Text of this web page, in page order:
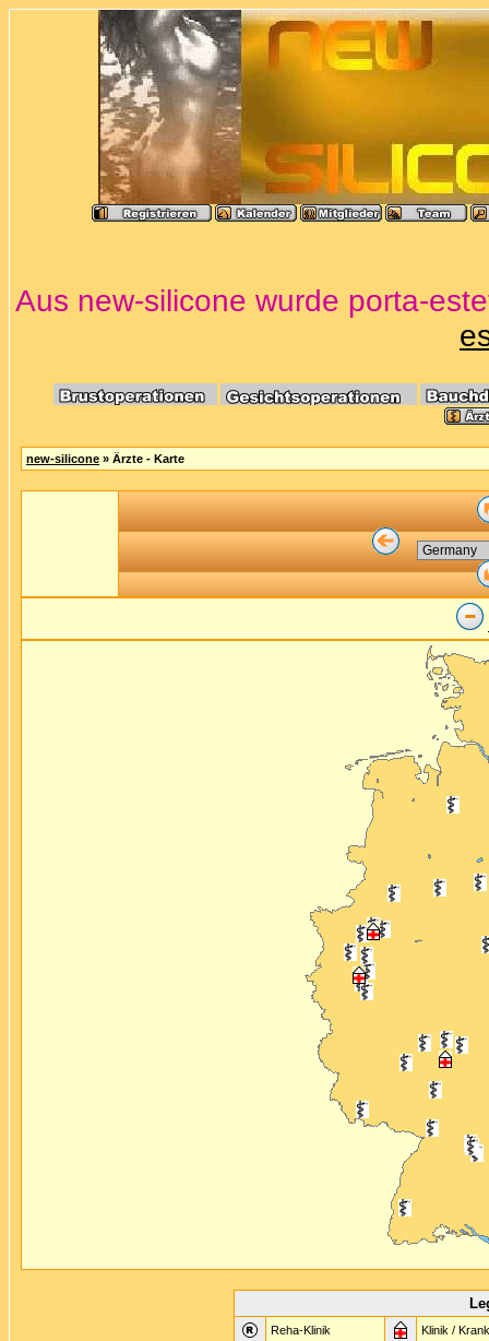
Aus new-silicone wurde porta-
new-silicone » Ärzte - Karte
Reha-Klinik Klinik /